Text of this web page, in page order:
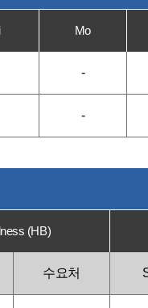
Mo
-
-
(HB)
수요처